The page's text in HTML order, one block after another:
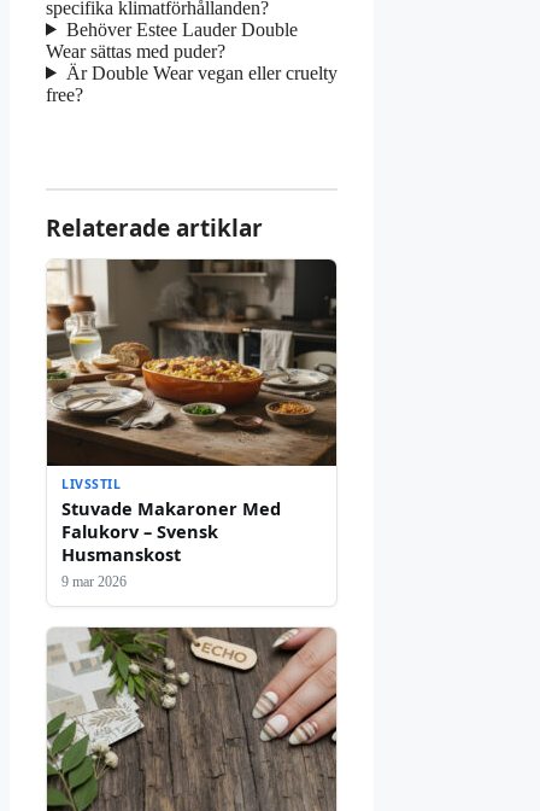
specifika klimatförhållanden?
Behöver Estee Lauder Double
Wear sättas med puder?
Är Double Wear vegan eller cruelty
free?
Relaterade artiklar
LIVSSTIL
Stuvade Makaroner Med
Falukorv – Svensk
Husmanskost
9 mar 2026